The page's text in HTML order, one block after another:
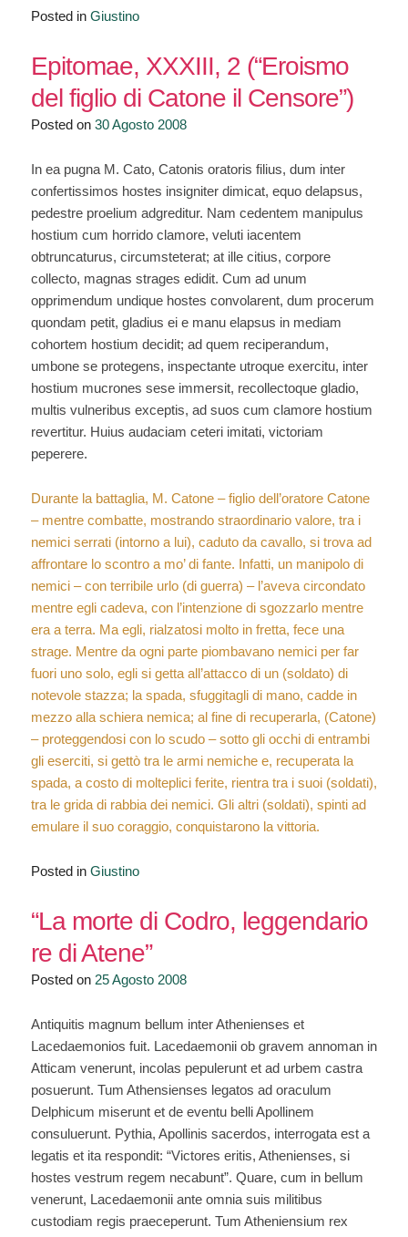
Posted in Giustino
Epitomae, XXXIII, 2 (“Eroismo
del figlio di Catone il Censore”)
Posted on 30 Agosto 2008
In ea pugna M. Cato, Catonis oratoris filius, dum inter
confertissimos hostes insigniter dimicat, equo delapsus,
pedestre proelium adgreditur. Nam cedentem manipulus
hostium cum horrido clamore, veluti iacentem
obtruncaturus, circumsteterat; at ille citius, corpore
collecto, magnas strages edidit. Cum ad unum
opprimendum undique hostes convolarent, dum procerum
quondam petit, gladius ei e manu elapsus in mediam
cohortem hostium decidit; ad quem reciperandum,
umbone se protegens, inspectante utroque exercitu, inter
hostium mucrones sese immersit, recollectoque gladio,
multis vulneribus exceptis, ad suos cum clamore hostium
revertitur. Huius audaciam ceteri imitati, victoriam
peperere.
Durante la battaglia, M. Catone – figlio dell’oratore Catone
– mentre combatte, mostrando straordinario valore, tra i
nemici serrati (intorno a lui), caduto da cavallo, si trova ad
affrontare lo scontro a mo’ di fante. Infatti, un manipolo di
nemici – con terribile urlo (di guerra) – l’aveva circondato
mentre egli cadeva, con l’intenzione di sgozzarlo mentre
era a terra. Ma egli, rialzatosi molto in fretta, fece una
strage. Mentre da ogni parte piombavano nemici per far
fuori uno solo, egli si getta all’attacco di un (soldato) di
notevole stazza; la spada, sfuggitagli di mano, cadde in
mezzo alla schiera nemica; al fine di recuperarla, (Catone)
– proteggendosi con lo scudo – sotto gli occhi di entrambi
gli eserciti, si gettò tra le armi nemiche e, recuperata la
spada, a costo di molteplici ferite, rientra tra i suoi (soldati),
tra le grida di rabbia dei nemici. Gli altri (soldati), spinti ad
emulare il suo coraggio, conquistarono la vittoria.
Posted in Giustino
“La morte di Codro, leggendario
re di Atene”
Posted on 25 Agosto 2008
Antiquitis magnum bellum inter Athenienses et
Lacedaemonios fuit. Lacedaemonii ob gravem annoman in
Atticam venerunt, incolas pepulerunt et ad urbem castra
posuerunt. Tum Athensienses legatos ad oraculum
Delphicum miserunt et de eventu belli Apollinem
consuluerunt. Pythia, Apollinis sacerdos, interrogata est a
legatis et ita respondit: “Victores eritis, Athenienses, si
hostes vestrum regem necabunt”. Quare, cum in bellum
venerunt, Lacedaemonii ante omnia suis militibus
custodiam regis praeceperunt. Tum Atheniensium rex